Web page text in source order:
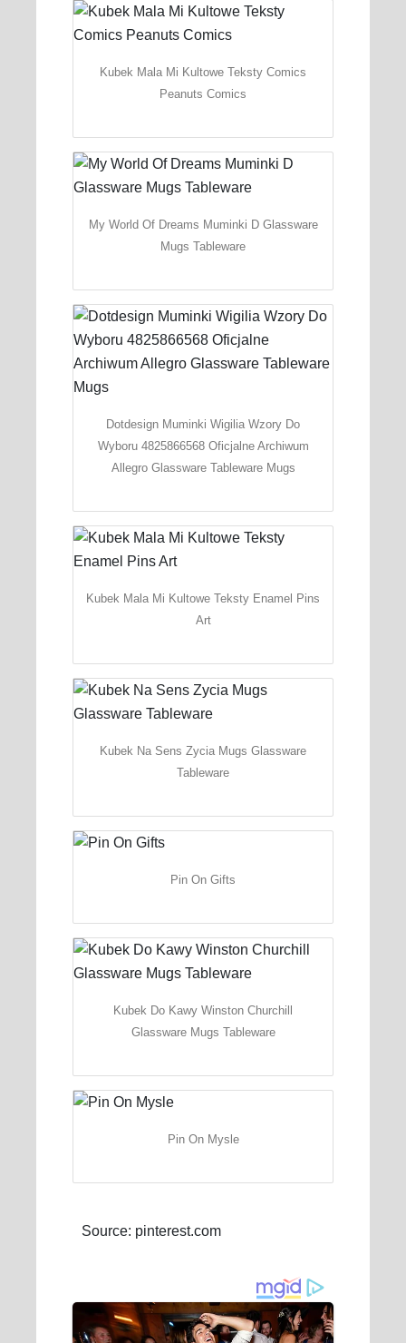
Kubek Mala Mi Kultowe Teksty Comics
Peanuts Comics
My World Of Dreams Muminki D Glassware
Mugs Tableware
Dotdesign Muminki Wigilia Wzory Do
Wyboru 4825866568 Oficjalne Archiwum
Allegro Glassware Tableware Mugs
Kubek Mala Mi Kultowe Teksty Enamel Pins
Art
Kubek Na Sens Zycia Mugs Glassware
Tableware
Pin On Gifts
Kubek Do Kawy Winston Churchill
Glassware Mugs Tableware
Pin On Mysle
Source: pinterest.com